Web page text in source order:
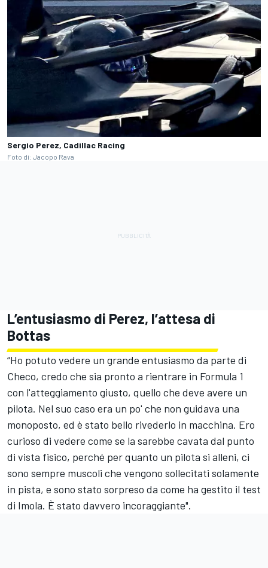
Sergio Perez, Cadillac Racing
Foto di: Jacopo Rava
L’entusiasmo di Perez, l’attesa di
Bottas
“Ho potuto vedere un grande entusiasmo da parte di
Checo, credo che sia pronto a rientrare in Formula 1
con l'atteggiamento giusto, quello che deve avere un
pilota. Nel suo caso era un po' che non guidava una
monoposto, ed è stato bello rivederlo in macchina. Ero
curioso di vedere come se la sarebbe cavata dal punto
di vista fisico, perché per quanto un pilota si alleni, ci
sono sempre muscoli che vengono sollecitati solamente
in pista, e sono stato sorpreso da come ha gestito il test
di Imola. È stato davvero incoraggiante".